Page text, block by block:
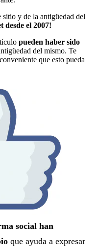
y de la antigüedad del
desde el 2007!
pueden haber sido
del mismo. Te
que esto pueda
social han
que ayuda a expresar